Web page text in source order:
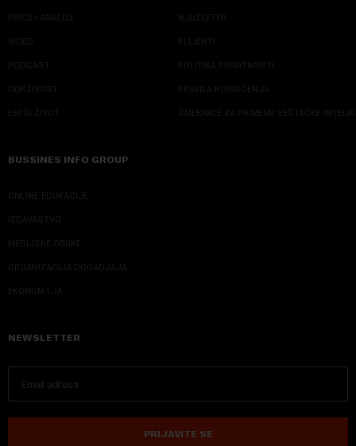
PRIČE I ANALIZE
VIDEO
PODCAST
ODRŽIVOST
LEPŠI ŽIVOT
NJUZLETER
KLIJENTI
POLITIKA PRIVATNOSTI
PRAVILA KORIŠĆENJA
SMERNICE ZA PRIMENU VEŠTAČKE
BUSSINES INFO GROUP
ONLINE EDUKACIJE
IZDAVAŠTVO
MEDIJSKE OBUKE
ORGANIZACIJA DOGADJAJA
EKONOM I JA
NEWSLETTER
PRIJAVITE SE